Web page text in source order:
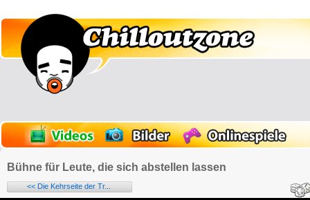
Bühne für Leute, die sich abstellen lassen
<< Die Kehrseite der Tr...